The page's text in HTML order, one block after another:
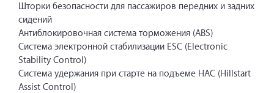
Шторки безопасности для пассажиров передних и задних
сидений
Антиблокировочная система торможения (ABS)
Система электронной стабилизации ESC (Electronic
Stability Control)
Система удержания при старте на подъеме HAC (Hillstart
Assist Control)